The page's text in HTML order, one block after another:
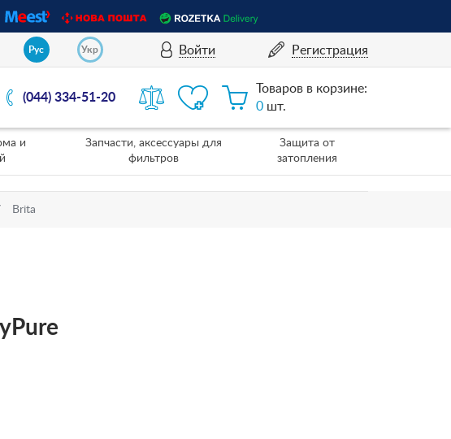
Рус Укр Войти Регистрация
(044) 334-51-20
Товаров в корзине:
0 шт.
и
Запчасти, аксессуары для
фильтров
Защита от
затопления
Brita